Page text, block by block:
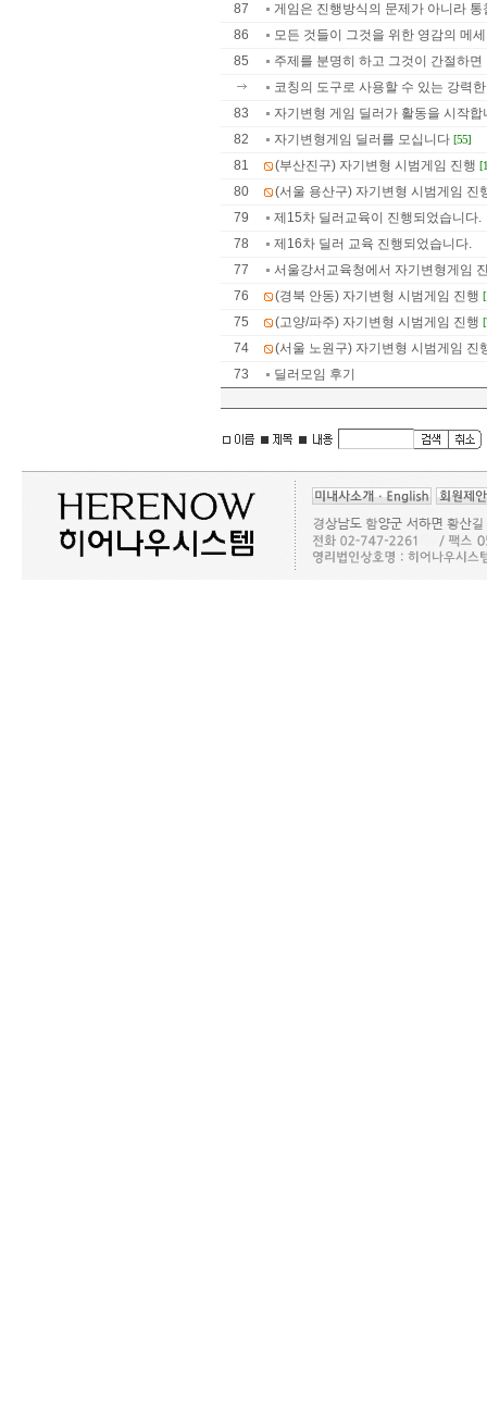
87
게임은 진행방식의 문제가 아니라
86
모든 것들이 그것을 위한 영감의 메
85
주제를 분명히 하고 그것이 간절하면
코칭의 도구로 사용할 수 있는 강력
83
자기변형 게임 딜러가 활동을 시작합
82
자기변형게임 딜러를 모십니다 [55]
81 (부산진구) 자기변형 시범게임 진행
80
(서울 용산구) 자기변형 시범게임 진
79
제15차 딜러교육이 진행되었습니다.
78
제16차 딜러 교육 진행되었습니다.
77
서울강서교육청에서 자기변형게임
76
(경북 안동) 자기변형 시범게임 진행
75 (고양/파주) 자기변형 시범게임 진행
74
(서울 노원구) 자기변형 시범게임 진
73
딜러모임 후기